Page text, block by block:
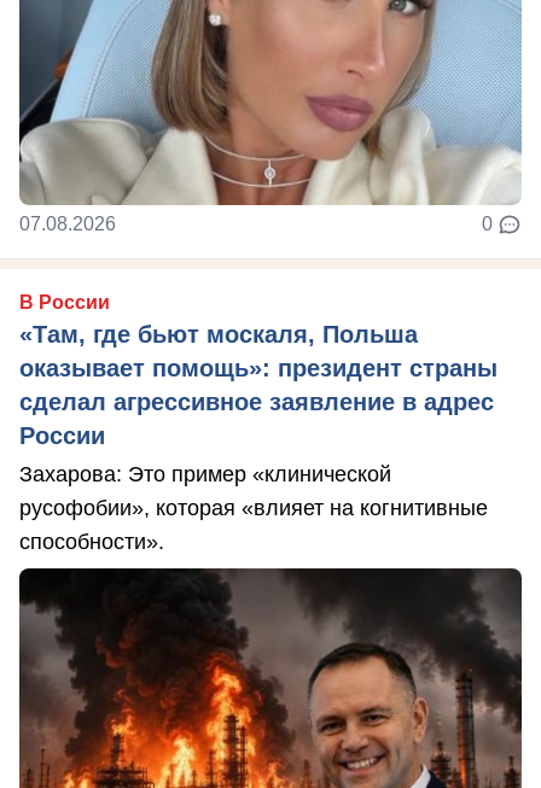
07.08.2026 0
В России
«Там, где бьют москаля, Польша
оказывает помощь»: президент страны
сделал агрессивное заявление в адрес
России
Захарова: Это пример «клинической
русофобии», которая «влияет на когнитивные
способности».